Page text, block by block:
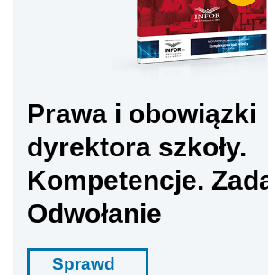
Prawa i obowiązki
dyrektora szkoły.
Kompetencje.
Odwołanie
Sprawd